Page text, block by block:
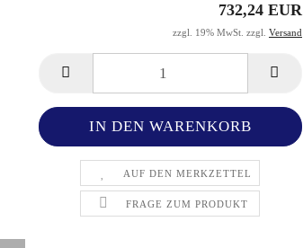
732,24 EUR
zzgl. 19% MwSt. zzgl. Versand
AUF DEN MERKZETTEL
FRAGE ZUM PRODUKT